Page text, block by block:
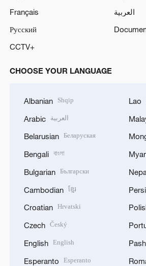
Français
العربية
Русский
CCTV+
CHOOSE YOUR LANGUAGE
Albanian Shqip
Arabic العربية
Belarusian Беларуская
Bengali বাংলা
Bulgarian Български
Cambodian ខ្មែរ
Croatian Hrvatski
Czech Český
English English
Esperanto Esperanto
Lao